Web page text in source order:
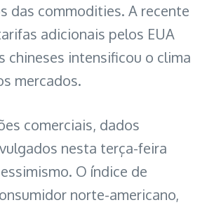
das commodities. A recente
adicionais pelos EUA
chineses intensificou o clima
mercados.
comerciais, dados
nesta terça-feira
O índice de
norte-americano,